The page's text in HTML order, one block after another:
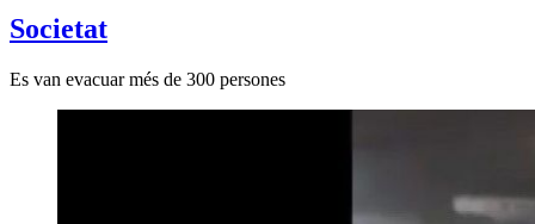
Societat
Es van evacuar més de 300 persones